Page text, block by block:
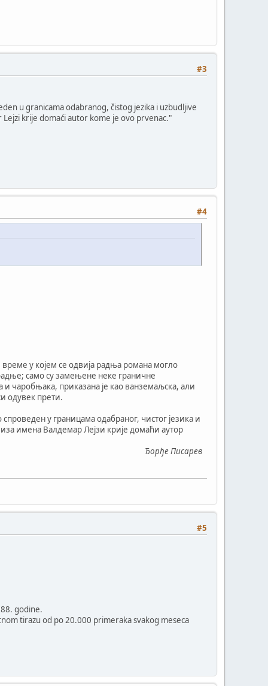
#3
u granicama odabranog, čistog jezika i uzbudljive
Lejzi krije domaći autor kome je ovo prvenac."
#4
у којем се одвија радња романа могло
само су замењене неке граничне
чаробњака, приказана је као ванземаљска, али
одувек прети.
у границама одабраног, чистог језика и
имена Валдемар Лејзи крије домаћи аутор
Ђорђе Писарев
#5
godine.
tirazu od po 20.000 primeraka svakog meseca